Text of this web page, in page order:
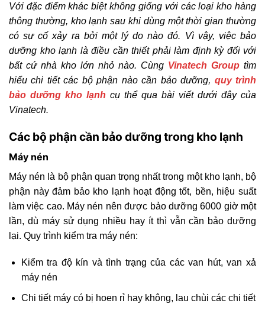
Với đặc điểm khác biệt không giống với các loại kho hàng
thông thường, kho lạnh sau khi dùng một thời gian thường
có sự cố xảy ra bởi một lý do nào đó. Vì vậy, việc bảo
dưỡng kho lạnh là điều cần thiết phải làm định kỳ đối với
bất cứ nhà kho lớn nhỏ nào. Cùng Vinatech Group tìm
hiểu chi tiết các bộ phận nào cần bảo dưỡng, quy trình
bảo dưỡng kho lạnh cụ thể qua bài viết dưới đây của
Vinatech.
Các bộ phận cần bảo dưỡng trong kho lạnh
Máy nén
Máy nén là bộ phận quan trọng nhất trong một kho lạnh, bộ
phận này đảm bảo kho lạnh hoạt động tốt, bền, hiệu suất
làm việc cao. Máy nén nên được bảo dưỡng 6000 giờ một
lần, dù máy sử dụng nhiều hay ít thì vẫn cần bảo dưỡng
lại. Quy trình kiểm tra máy nén:
Kiểm tra độ kín và tình trạng của các van hút, van xả
máy nén
Chi tiết máy có bị hoen rỉ hay không, lau chùi các chi tiết